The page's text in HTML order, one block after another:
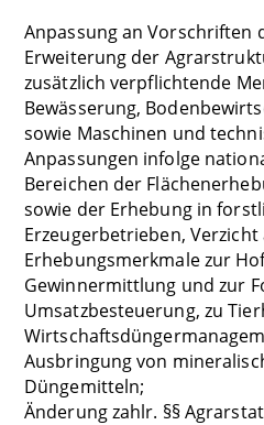
Anpassung an Vorschriften
Erweiterung der
zusätzlich verpflichtende
Bewässerung,
sowie Maschinen und
Anpassungen infolge
Bereichen der
sowie der Erhebung in
Erzeugerbetrieben, Verzicht
Erhebungsmerkmale zur
Gewinnermittlung und zur
Umsatzbesteuerung, zu
Ausbringung von
Düngemitteln;
Änderung zahlr. §§